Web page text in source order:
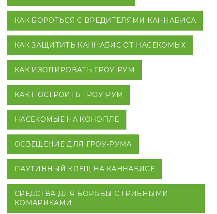
КАК БОРОТЬСЯ С ВРЕДИТЕЛЯМИ КАННАБИСА
КАК ЗАЩИТИТЬ КАННАБИС ОТ НАСЕКОМЫХ
КАК ИЗОЛИРОВАТЬ ГРОУ-РУМ
КАК ПОСТРОИТЬ ГРОУ-РУМ
НАСЕКОМЫЕ НА КОНОПЛЕ
ОСВЕЩЕНИЕ ДЛЯ ГРОУ-РУМА
ПАУТИННЫЙ КЛЕЩ НА КАННАБИСЕ
СРЕДСТВА ДЛЯ БОРЬБЫ С ГРИБНЫМИ
КОМАРИКАМИ